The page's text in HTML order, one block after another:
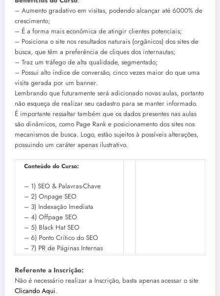
– Aumento gradativo em visitas, podendo alcançar até 6000% de
crescimento;
– É a forma mais econômica de atingir clientes potenciais;
– Posiciona o site nos resultados naturais (orgânicos) dos sites de
busca, que têm a preferência de cliques dos internautas;
– Traz um tráfego de alta qualidade, segmentado;
– Possui alto índice de conversão, cinco vezes maior do que uma
visita gerada por um banner.
Lembrando que futuramente será adicionado novas aulas, portanto
não esqueça de realizar seu cadastro para se manter informado.
É importante ressaltar também que os dados presentes nas aulas
são dinâmicos, como Page Rank e posicionamento dos sites nos
mecanismos de busca. Logo, estão sujeitos à possíveis alterações,
possuindo um caráter apenas ilustrativo.
Conteúdo do Curso:
– 1) SEO & Palavras-Chave
– 2) Onpage SEO
– 3) Indexação Imediata
– 4) Offpage SEO
– 5) Black Hat SEO
– 6) Ponto Crítico do SEO
– 7) PR de Páginas Internas
Referente a Inscrição:
Não é necessário realizar a Inscrição, basta apenas acessar o site
Clicando Aqui.